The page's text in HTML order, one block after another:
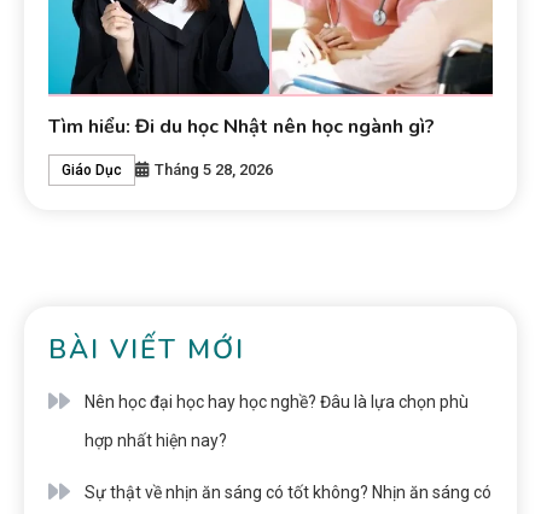
Tìm hiểu: Đi du học Nhật nên học ngành gì?
Giáo Dục Tháng 5 28, 2026
BÀI VIẾT MỚI
Nên học đại học hay học nghề? Đâu là lựa chọn phù
hợp nhất hiện nay?
Sự thật về nhịn ăn sáng có tốt không? Nhịn ăn sáng có